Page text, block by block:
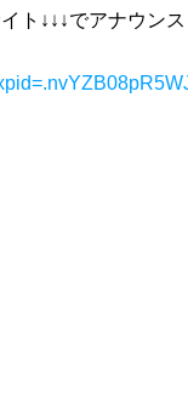
ト↓↓↓でアナウンス